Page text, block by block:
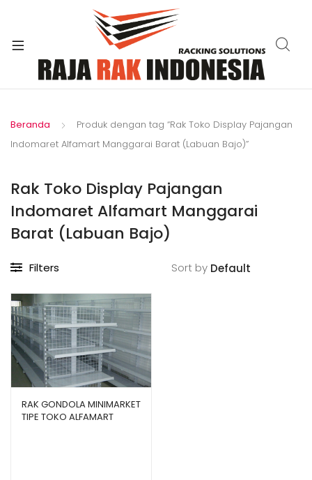
Beranda
Produk dengan tag “Rak Toko Display Pajangan
Indomaret Alfamart Manggarai Barat (Labuan Bajo)”
Rak Toko Display Pajangan
Indomaret Alfamart Manggarai
Barat (Labuan Bajo)
Filters Sort by
RAK GONDOLA MINIMARKET
TIPE TOKO ALFAMART